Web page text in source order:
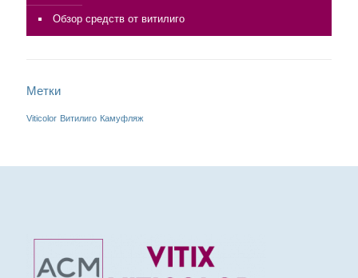
Обзор средств от витилиго
Метки
Viticolor Витилиго Камуфляж